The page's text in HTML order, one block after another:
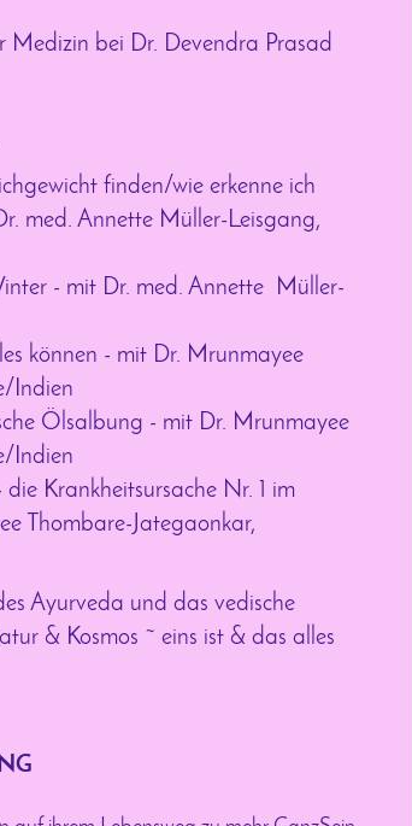
bei Dr. Devendra Prasad
finden/wie erkenne ich
med. Annette Müller-Leisgang,
- mit Dr. med. Annette Müller-
können - mit Dr. Mrunmayee
Indien
Ölsalbung - mit Dr. Mrunmayee
Indien
Krankheitsursache Nr. 1 im
Thombare-Jategaonkar,
Ayurveda und das vedische
& Kosmos ~ eins ist & das alles